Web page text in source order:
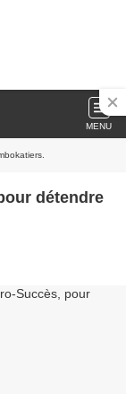
MENU
détendre